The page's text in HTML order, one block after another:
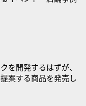
を開発するはずが、
案する商品を発売し